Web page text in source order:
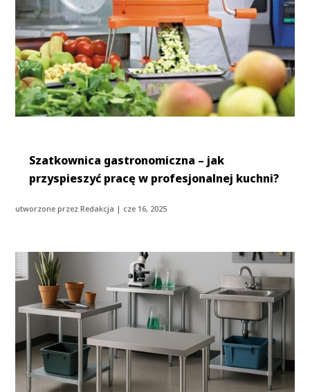
Szatkownica gastronomiczna – jak
przyspieszyć pracę w profesjonalnej kuchni?
utworzone przezRedakcja | cze 16, 2025